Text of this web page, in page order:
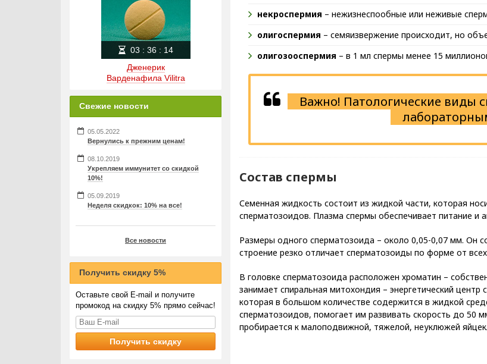
некроспермия – нежизнеспообные или неживые
олигоспермия – семяизвержение происходит, но
олигозооспермия – в 1 мл спермы менее 15
Важно! Патологические виды
Состав спермы
Семенная жидкость состоит из жидкой части, которая
сперматозоидов. Плазма спермы обеспечивает питание и
Размеры одного сперматозоида – около 0,05-0,07 мм. Он
строение резко отличает сперматозоиды по форме от всех
В головке сперматозоида расположен хроматин –
занимает спиральная митохондия – энергетический
которая в большом количестве содержится в жидкой
сперматозоидов, помогает им развивать скорость до 50
пробирается к малоподвижной, тяжелой, неуклюжей
Дженерик
Варденафила Vilitra
03 : 36: 13
Свежие новости
05.05.2022
Вернулись к прежним ценам!
08.10.2019
Укрепляем иммунитет со скидкой
10%!
05.09.2019
Неделя скидкок: 10% на все!
Все новости
Получить скидку 5%
Оставьте свой E-mail и получите
промокод на скидку 5% прямо сейчас!